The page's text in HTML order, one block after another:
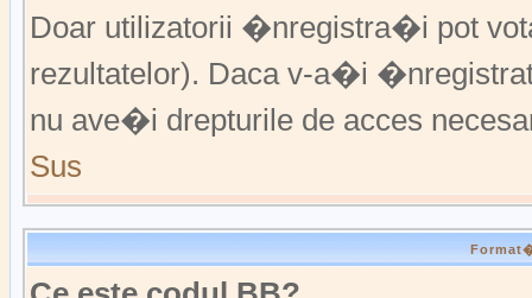
Doar utilizatorii �nregistra�i pot
rezultatelor). Daca v-a�i
nu ave�i drepturile de acces
Sus